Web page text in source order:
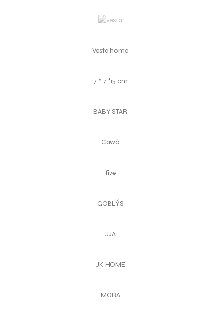
Vesta home
7 * 7 *15 cm
BABY STAR
Cawö
five
GOBLÝS
JJA
JK HOME
MORA